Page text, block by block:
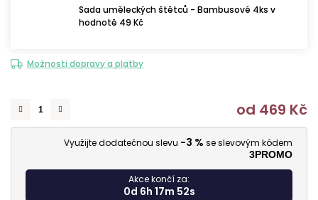
Sada uměleckých štětců - Bambusové 4ks v
hodnotě 49 Kč
Možnosti dopravy a platby
od 469 Kč
Využijte dodatečnou slevu -3 % se slevovým kódem
3PROMO
Akce končí za:
0d 6h 17m 51s